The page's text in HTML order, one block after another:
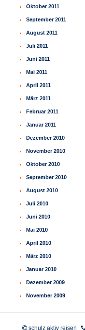
Oktober 2011
September 2011
August 2011
Juli 2011
Juni 2011
Mai 2011
April 2011
März 2011
Februar 2011
Januar 2011
Dezember 2010
November 2010
Oktober 2010
September 2010
August 2010
Juli 2010
Juni 2010
Mai 2010
April 2010
März 2010
Januar 2010
Dezember 2009
November 2009
schulz aktiv reisen